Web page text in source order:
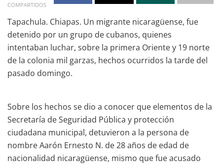
COMPARTIDOS
Tapachula. Chiapas. Un migrante nicaragüense, fue
detenido por un grupo de cubanos, quienes
intentaban luchar, sobre la primera Oriente y 19 norte
de la colonia mil garzas, hechos ocurridos la tarde del
pasado domingo.
Sobre los hechos se dio a conocer que elementos de la
Secretaría de Seguridad Pública y protección
ciudadana municipal, detuvieron a la persona de
nombre Aarón Ernesto N. de 28 años de edad de
nacionalidad nicaragüense, mismo que fue acusado